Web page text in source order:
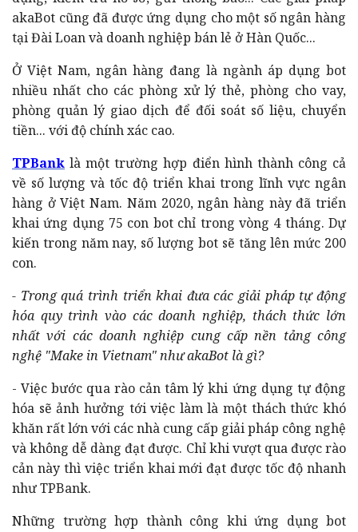
akaBot cũng đã được ứng dụng cho một số ngân hàng
tại Đài Loan và doanh nghiệp bán lẻ ở Hàn Quốc...
Ở Việt Nam, ngân hàng đang là ngành áp dụng bot
nhiều nhất cho các phòng xử lý thẻ, phòng cho vay,
phòng quản lý giao dịch để đối soát số liệu, chuyển
tiền... với độ chính xác cao.
TPBank là một trường hợp điển hình thành công cả
về số lượng và tốc độ triển khai trong lĩnh vực ngân
hàng ở Việt Nam. Năm 2020, ngân hàng này đã triển
khai ứng dụng 75 con bot chỉ trong vòng 4 tháng. Dự
kiến trong năm nay, số lượng bot sẽ tăng lên mức 200
con.
- Trong quá trình triển khai đưa các giải pháp tự động
hóa quy trình vào các doanh nghiệp, thách thức lớn
nhất với các doanh nghiệp cung cấp nền tảng công
nghệ "Make in Vietnam" như akaBot là gì?
- Việc bước qua rào cản tâm lý khi ứng dụng tự động
hóa sẽ ảnh hưởng tới việc làm là một thách thức khó
khăn rất lớn với các nhà cung cấp giải pháp công nghệ
và không dễ dàng đạt được. Chỉ khi vượt qua được rào
cản này thì việc triển khai mới đạt được tốc độ nhanh
như TPBank.
Những trường hợp thành công khi ứng dụng bot